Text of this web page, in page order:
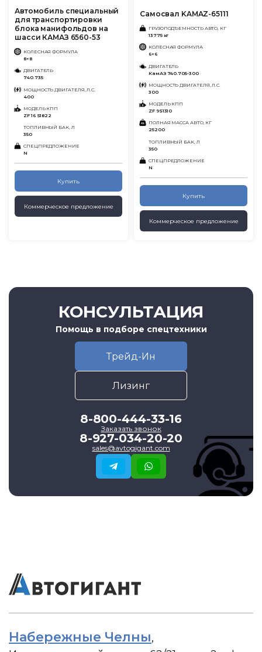
Автомобиль специальный
для транспортировки
блока манифольдов на
шасси КАМАЗ 6560-53
КОЛЕСНАЯ ФОРМУЛА
8×8
ДВИГАТЕЛЬ
740.735
МОЩНОСТЬ ДВИГАТЕЛЯ, Л.С.
400
МОДЕЛЬ КПП
ZF 16 S1822
ТОПЛИВНЫЙ БАК, Л
350
СПЕЦПРЕДЛОЖЕНИЕ
N
Купить
Коммерческое предложение
Самосвал KAMAZ-65111
ГРУЗОПОДЪЕМНОСТЬ АВТО, КГ
13775 кг
КОЛЕСНАЯ ФОРМУЛА
6×6
ДВИГАТЕЛЬ
КамАЗ 740.705-300
МОЩНОСТЬ ДВИГАТЕЛЯ, Л.С.
300
МОДЕЛЬ КПП
ZF 9S1310
ПОЛНАЯ МАССА АВТО, КГ
25200
ТОПЛИВНЫЙ БАК, Л
350
СПЕЦПРЕДЛОЖЕНИЕ
N
Купить
Коммерческое предложение
КОНСУЛЬТАЦИЯ
Помощь в подборе спецтехники
Трейд-Ин
Лизинг
8-800-444-33-16
Заказать звонок
8-927-034-20-20
sales@avtogigant.com
Набережные Челны,